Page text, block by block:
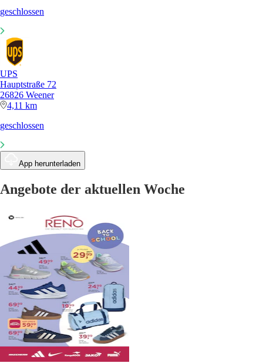
geschlossen
UPS
Hauptstraße 72
26826 Weener
4,11 km
geschlossen
App herunterladen
Angebote der aktuellen Woche